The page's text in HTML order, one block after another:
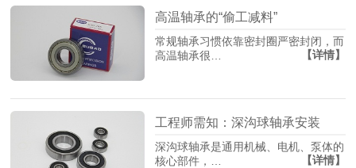
高温轴承的“偷工减料”
常规轴承习惯依靠密封圈严密封闭，而
高温轴承很…
【详情】
工程师需知：深沟球轴承安装
深沟球轴承是通用机械、电机、泵体的
核心部件，…
【详情】